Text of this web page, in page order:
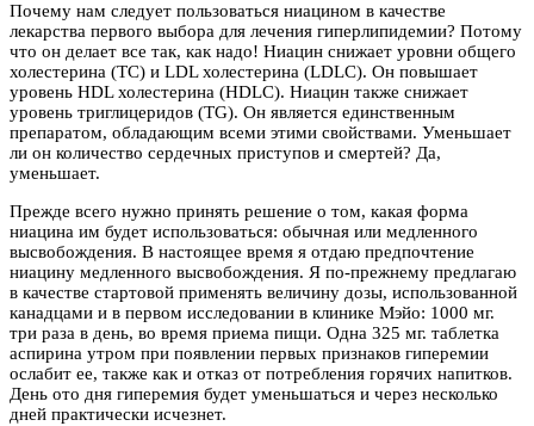
Почему нам следует пользоваться ниацином в качестве
лекарства первого выбора для лечения гиперлипидемии? Потому
что он делает все так, как надо! Ниацин снижает уровни общего
холестерина (ТC) и LDL холестерина (LDLC). Он повышает
уровень HDL холестерина (HDLC). Ниацин также снижает
уровень триглицеридов (TG). Он является единственным
препаратом, обладающим всеми этими свойствами. Уменьшает
ли он количество сердечных приступов и смертей? Да,
уменьшает.
Прежде всего нужно принять решение о том, какая форма
ниацина им будет использоваться: обычная или медленного
высвобождения. В настоящее время я отдаю предпочтение
ниацину медленного высвобождения. Я по-прежнему предлагаю
в качестве стартовой применять величину дозы, использованной
канадцами и в первом исследовании в клинике Мэйо: 1000 мг.
три раза в день, во время приема пищи. Одна 325 мг. таблетка
аспирина утром при появлении первых признаков гиперемии
ослабит ее, также как и отказ от потребления горячих напитков.
День ото дня гиперемия будет уменьшаться и через несколько
дней практически исчезнет.